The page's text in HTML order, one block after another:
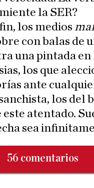
la SER?
los medios
con balas de
una pintada
los que
ante
los del
este atentado.
sea
56 comentarios